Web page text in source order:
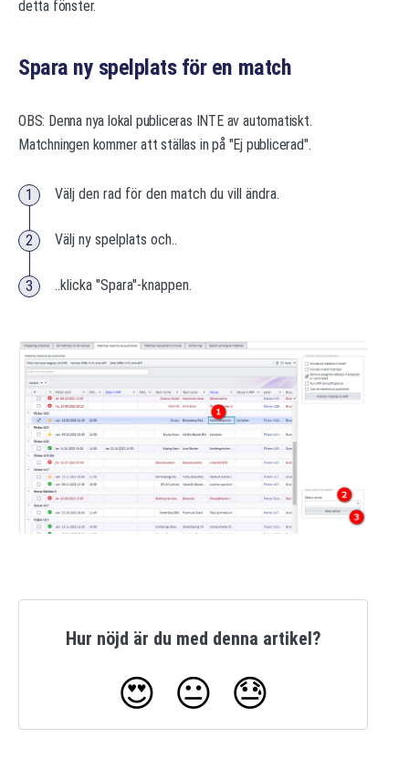
detta fönster.
Spara ny spelplats för en match
OBS: Denna nya lokal publiceras INTE av automatiskt.
Matchningen kommer att ställas in på "Ej publicerad".
Välj den rad för den match du vill ändra.
Välj ny spelplats och..
..klicka "Spara"-knappen.
Hur nöjd är du med denna artikel?
😍 😐 😓